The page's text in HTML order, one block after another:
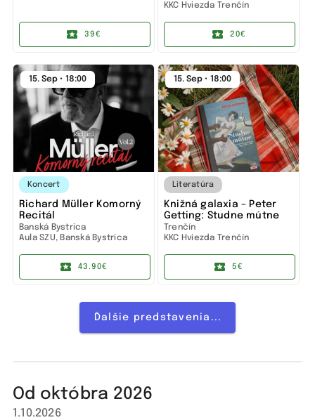
39€
KKC Hviezda Trenčín
20€
15. Sep • 18:00
Koncert
Richard Müller Komorný
Recitál
Banská Bystrica
Aula SZU, Banská Bystrica
43.90€
15. Sep • 18:00
Literatúra
Knižná galaxia – Peter
Getting: Studne mútne
Trenčín
KKC Hviezda Trenčín
5€
Ďalšie predstavenia...
Od októbra 2026
1.10.2026